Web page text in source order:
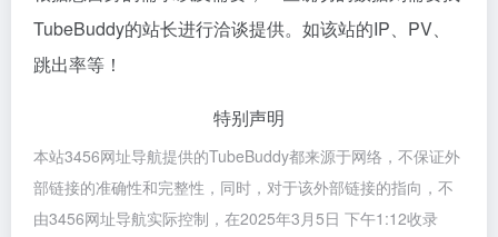
TubeBuddy的站长进行洽谈提供。如该站的IP、PV、
跳出率等！
特别声明
本站3456网址导航提供的TubeBuddy都来源于网络，不保证外
部链接的准确性和完整性，同时，对于该外部链接的指向，不
由3456网址导航实际控制，在2025年3月5日 下午1:12收录